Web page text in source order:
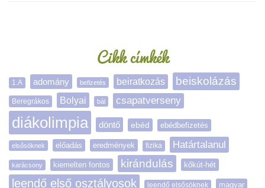
Cikk címkék
1.A adomány befizetés beiratkozás beiskolázás
Beregrákos Bolyai bál csapatverseny
diákolimpia döntő ebéd ebédbefizetés
elsősöknek előadás eredmények fizika Határtalanul
karácsony kiemelten fontos kirándulás kőkút-hét
leendő első osztályosok leendő elsősöknek magyar